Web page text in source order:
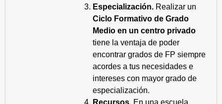
Especialización. Realizar un
Ciclo Formativo de Grado
Medio en un centro privado
tiene la ventaja de poder
encontrar grados de FP siempre
acordes a tus necesidades e
intereses con mayor grado de
especialización.